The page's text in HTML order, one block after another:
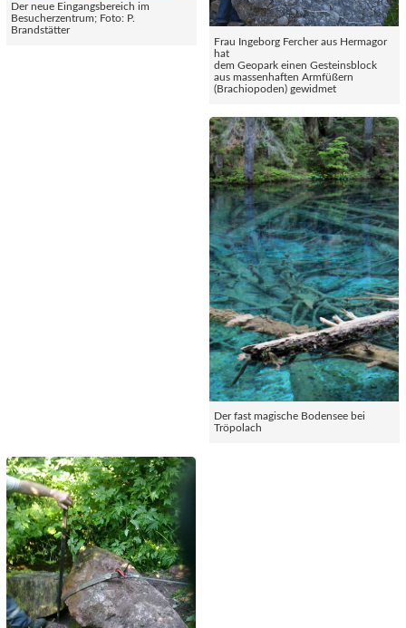
Der neue Eingangsbereich im
Besucherzentrum; Foto: P.
Brandstätter
Frau Ingeborg Fercher aus Hermagor
hat
dem Geopark einen Gesteinsblock
aus massenhaften Armfüßern
(Brachiopoden) gewidmet
Der fast magische Bodensee bei
Tröpolach